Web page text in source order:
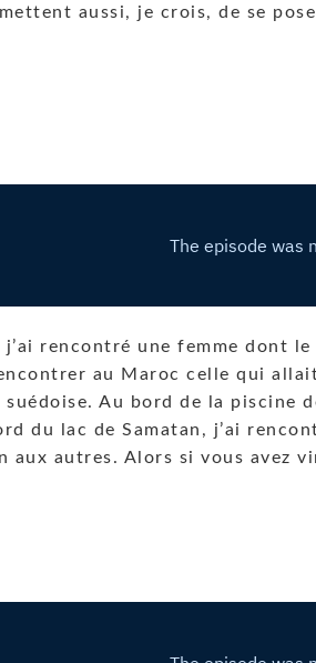
aussi, je crois, de se
rencontré une femme dont
au Maroc celle qui
suédoise. Au bord de la piscine
du lac de Samatan, j’ai
aux autres. Alors si vous avez